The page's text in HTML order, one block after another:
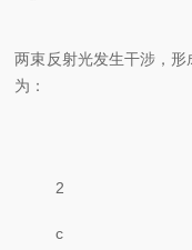
两束反射光发生干涉，
为：
2
c